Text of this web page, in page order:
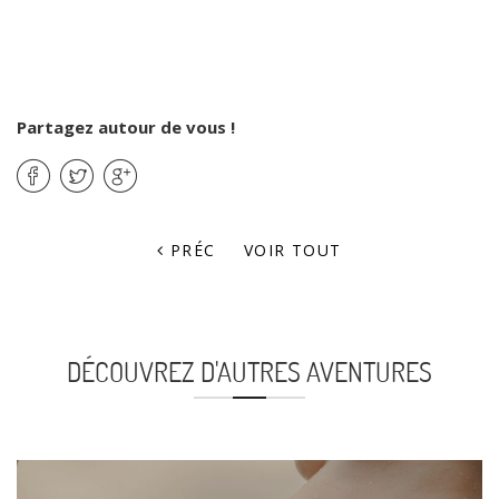
Partagez autour de vous !
PRÉC VOIR TOUT
DÉCOUVREZ D'AUTRES AVENTURES